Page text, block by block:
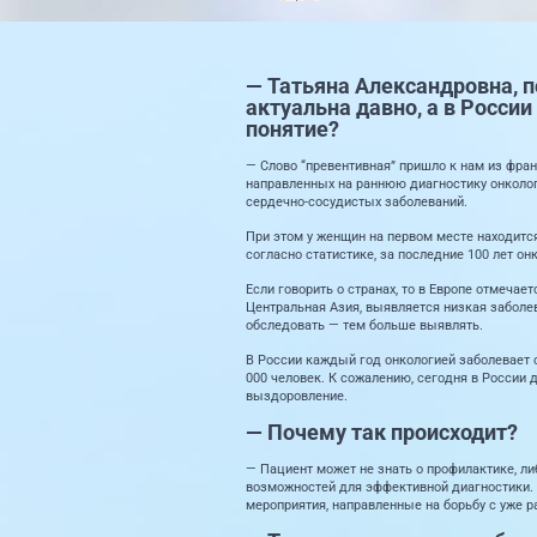
— Татьяна Александровна,
актуальна давно, а в
понятие?
— Слово “превентивная” пришло к нам из
направленных на раннюю диагностику
сердечно-сосудистых заболеваний.
При этом у женщин на первом месте
согласно статистике, за последние 100 лет
Если говорить о странах, то в Европе
Центральная Азия, выявляется низкая
обследовать — тем больше выявлять.
В России каждый год онкологией заболевает
000 человек. К сожалению, сегодня в России
выздоровление.
— Почему так происходит?
— Пациент может не знать о профилактике,
возможностей для эффективной
мероприятия, направленные на борьбу с уже